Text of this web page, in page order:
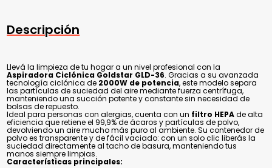
Descripción
Llevá la limpieza de tu hogar a un nivel profesional con la
Aspiradora Ciclónica Goldstar GLD-36. Gracias a su avanzada
tecnología ciclónica de 2000W de potencia, este modelo separa
las partículas de suciedad del aire mediante fuerza centrífuga,
manteniendo una succión potente y constante sin necesidad de
bolsas de repuesto.
Ideal para personas con alergias, cuenta con un filtro HEPAde alta
eficiencia que retiene el 99,9% de ácaros y partículas de polvo,
devolviendo un aire mucho más puro al ambiente. Su contenedor de
polvo es transparente y de fácil vaciado: con un solo clic liberás la
suciedad directamente al tacho de basura, manteniendo tus
manos siempre limpias.
Características principales: